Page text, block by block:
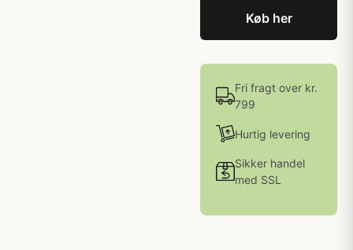
Køb her
Fri fragt over kr.
799
Hurtig levering
Sikker handel
med SSL